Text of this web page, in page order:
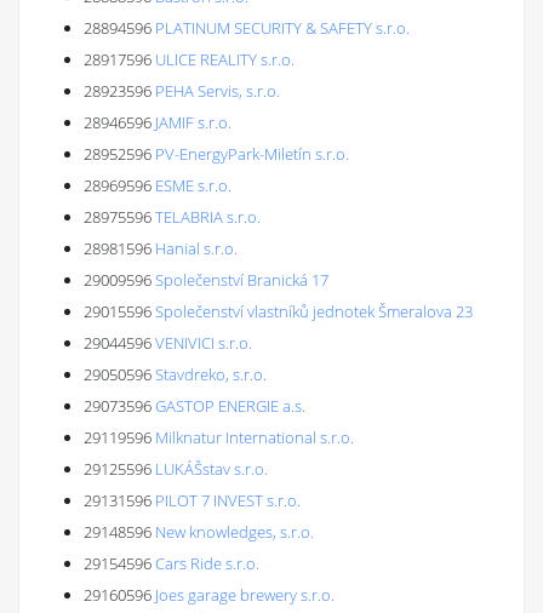
28894596 PLATINUM SECURITY & SAFETY s.r.o.
28917596 ULICE REALITY s.r.o.
28923596 PEHA Servis, s.r.o.
28946596 JAMIF s.r.o.
28952596 PV-EnergyPark-Miletín s.r.o.
28969596 ESME s.r.o.
28975596TELABRIA s.r.o.
28981596 Hanial s.r.o.
29009596Společenství Branická 17
29015596Společenství vlastníků jednotek Šmeralova 23
29044596VENIVICI s.r.o.
29050596Stavdreko, s.r.o.
29073596GASTOP ENERGIE a.s.
29119596 Milknatur International s.r.o.
29125596 LUKÁŠstav s.r.o.
29131596 PILOT 7 INVEST s.r.o.
29148596 New knowledges, s.r.o.
29154596Cars Ride s.r.o.
29160596 Joes garage brewery s.r.o.